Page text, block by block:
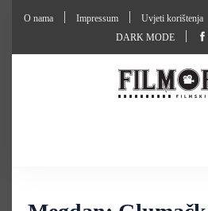
O nama Impressum Uvjeti korištenja
DARK MODE